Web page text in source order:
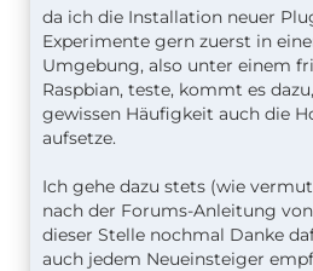
da ich die Installation neuer
Experimente gern zuerst in
Umgebung, also unter einem
Raspbian, teste, kommt es
gewissen Häufigkeit auch die
aufsetze.
Ich gehe dazu stets (wie
nach der Forums-Anleitung von
dieser Stelle nochmal Danke
auch jedem Neueinsteiger